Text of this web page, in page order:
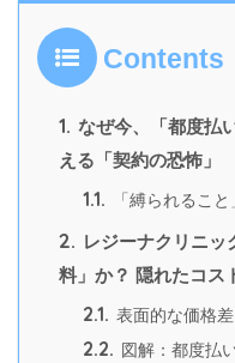
Contents
1. なぜ今、「都度払
える「契約の恐怖」
1.1. 「縛られるこ
2. レジーナクリニッ
料」か？ 隠れたコス
2.1. 表面的な価格
2.2. 図解：都度払